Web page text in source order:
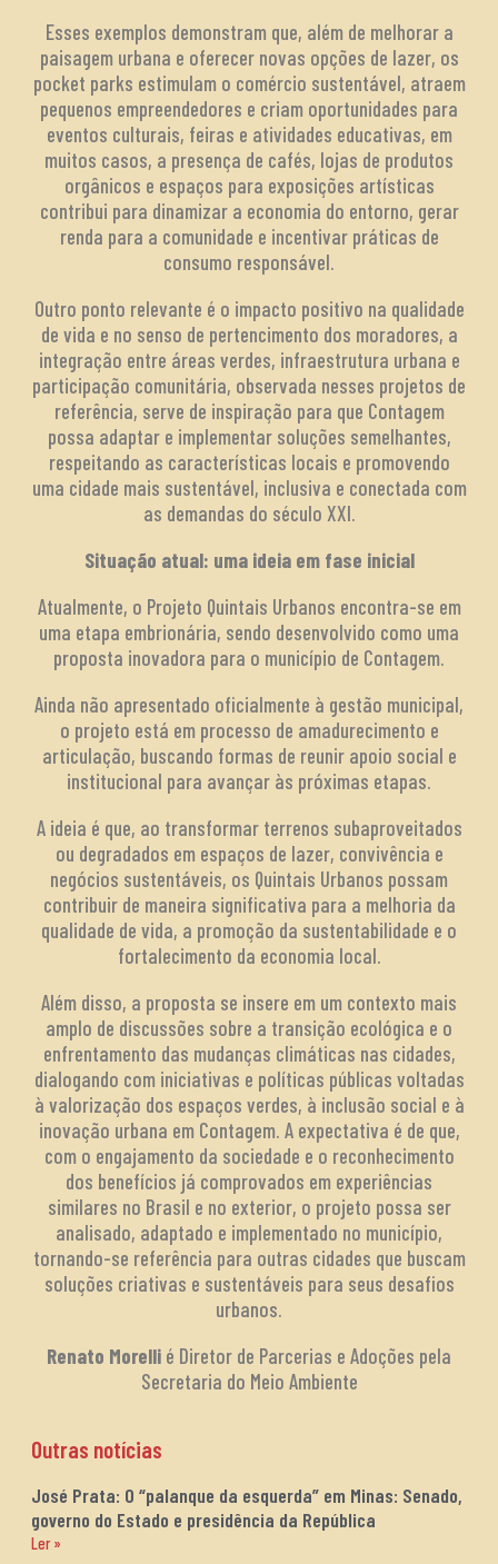
Esses exemplos demonstram que, além de melhorar a
paisagem urbana e oferecer novas opções de lazer, os
pocket parks estimulam o comércio sustentável, atraem
pequenos empreendedores e criam oportunidades para
eventos culturais, feiras e atividades educativas, em
muitos casos, a presença de cafés, lojas de produtos
orgânicos e espaços para exposições artísticas
contribui para dinamizar a economia do entorno, gerar
renda para a comunidade e incentivar práticas de
consumo responsável.
Outro ponto relevante é o impacto positivo na qualidade
de vida e no senso de pertencimento dos moradores, a
integração entre áreas verdes, infraestrutura urbana e
participação comunitária, observada nesses projetos de
referência, serve de inspiração para que Contagem
possa adaptar e implementar soluções semelhantes,
respeitando as características locais e promovendo
uma cidade mais sustentável, inclusiva e conectada com
as demandas do século XXI.
Situação atual: uma ideia em fase inicial
Atualmente, o Projeto Quintais Urbanos encontra-se em
uma etapa embrionária, sendo desenvolvido como uma
proposta inovadora para o município de Contagem.
Ainda não apresentado oficialmente à gestão municipal,
o projeto está em processo de amadurecimento e
articulação, buscando formas de reunir apoio social e
institucional para avançar às próximas etapas.
A ideia é que, ao transformar terrenos subaproveitados
ou degradados em espaços de lazer, convivência e
negócios sustentáveis, os Quintais Urbanos possam
contribuir de maneira significativa para a melhoria da
qualidade de vida, a promoção da sustentabilidade e o
fortalecimento da economia local.
Além disso, a proposta se insere em um contexto mais
amplo de discussões sobre a transição ecológica e o
enfrentamento das mudanças climáticas nas cidades,
dialogando com iniciativas e políticas públicas voltadas
à valorização dos espaços verdes, à inclusão social e à
inovação urbana em Contagem. A expectativa é de que,
com o engajamento da sociedade e o reconhecimento
dos benefícios já comprovados em experiências
similares no Brasil e no exterior, o projeto possa ser
analisado, adaptado e implementado no município,
tornando-se referência para outras cidades que buscam
soluções criativas e sustentáveis para seus desafios
urbanos.
Renato Morelli é Diretor de Parcerias e Adoções pela
Secretaria do Meio Ambiente
Outras notícias
José Prata: O “palanque da esquerda” em Minas: Senado,
governo do Estado e presidência da República
Ler »